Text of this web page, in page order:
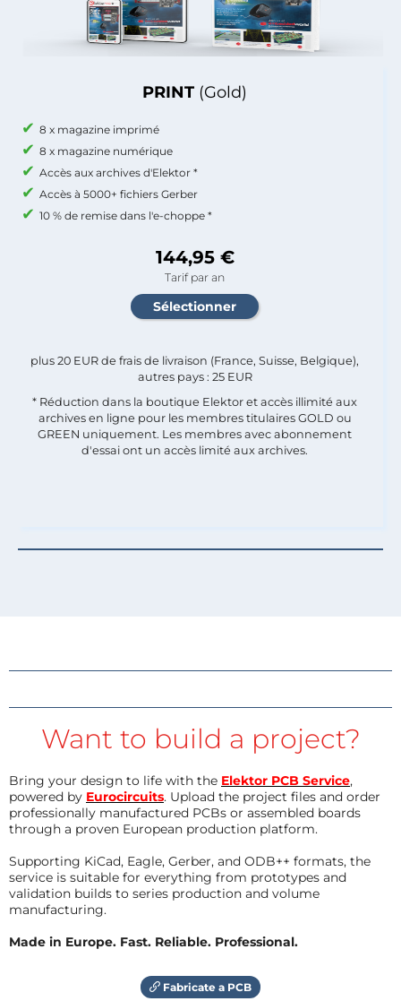
PRINT (Gold)
8 x magazine imprimé
8 x magazine numérique
Accès aux archives d'Elektor *
Accès à 5000+ fichiers Gerber
10 % de remise dans l'e-choppe *
144,95 €
Tarif par an
plus 20 EUR de frais de livraison (France, Suisse, Belgique),
autres pays : 25 EUR
* Réduction dans la boutique Elektor et accès illimité aux
archives en ligne pour les membres titulaires GOLD ou
GREEN uniquement. Les membres avec abonnement
d'essai ont un accès limité aux archives.
Want to build a project?
Bring your design to life with the Elektor PCB Service,
powered by Eurocircuits. Upload the project files and order
professionally manufactured PCBs or assembled boards
through a proven European production platform.
Supporting KiCad, Eagle, Gerber, and ODB++ formats, the
service is suitable for everything from prototypes and
validation builds to series production and volume
manufacturing.
Made in Europe. Fast. Reliable. Professional.
Fabricate a PCB